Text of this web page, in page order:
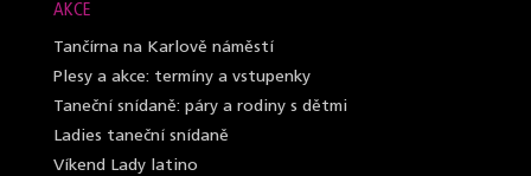
AKCE
Tančírna na Karlově náměstí
Plesy a akce: termíny a vstupenky
Taneční snídaně: páry a rodiny s dětmi
Ladies taneční snídaně
Víkend Lady latino